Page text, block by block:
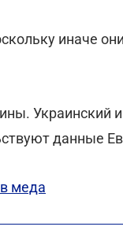
иначе
Украинский
данные
меда